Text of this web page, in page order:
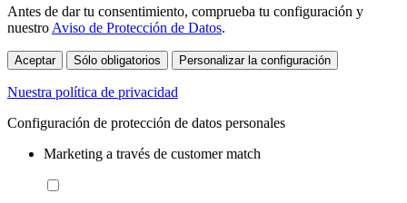
Antes de dar tu consentimiento, comprueba tu configuración y
nuestro Aviso de Protección de Datos.
Aceptar Sólo obligatorios Personalizar la configuración
Nuestra política de privacidad
Configuración de protección de datos personales
Marketing a través de customer match